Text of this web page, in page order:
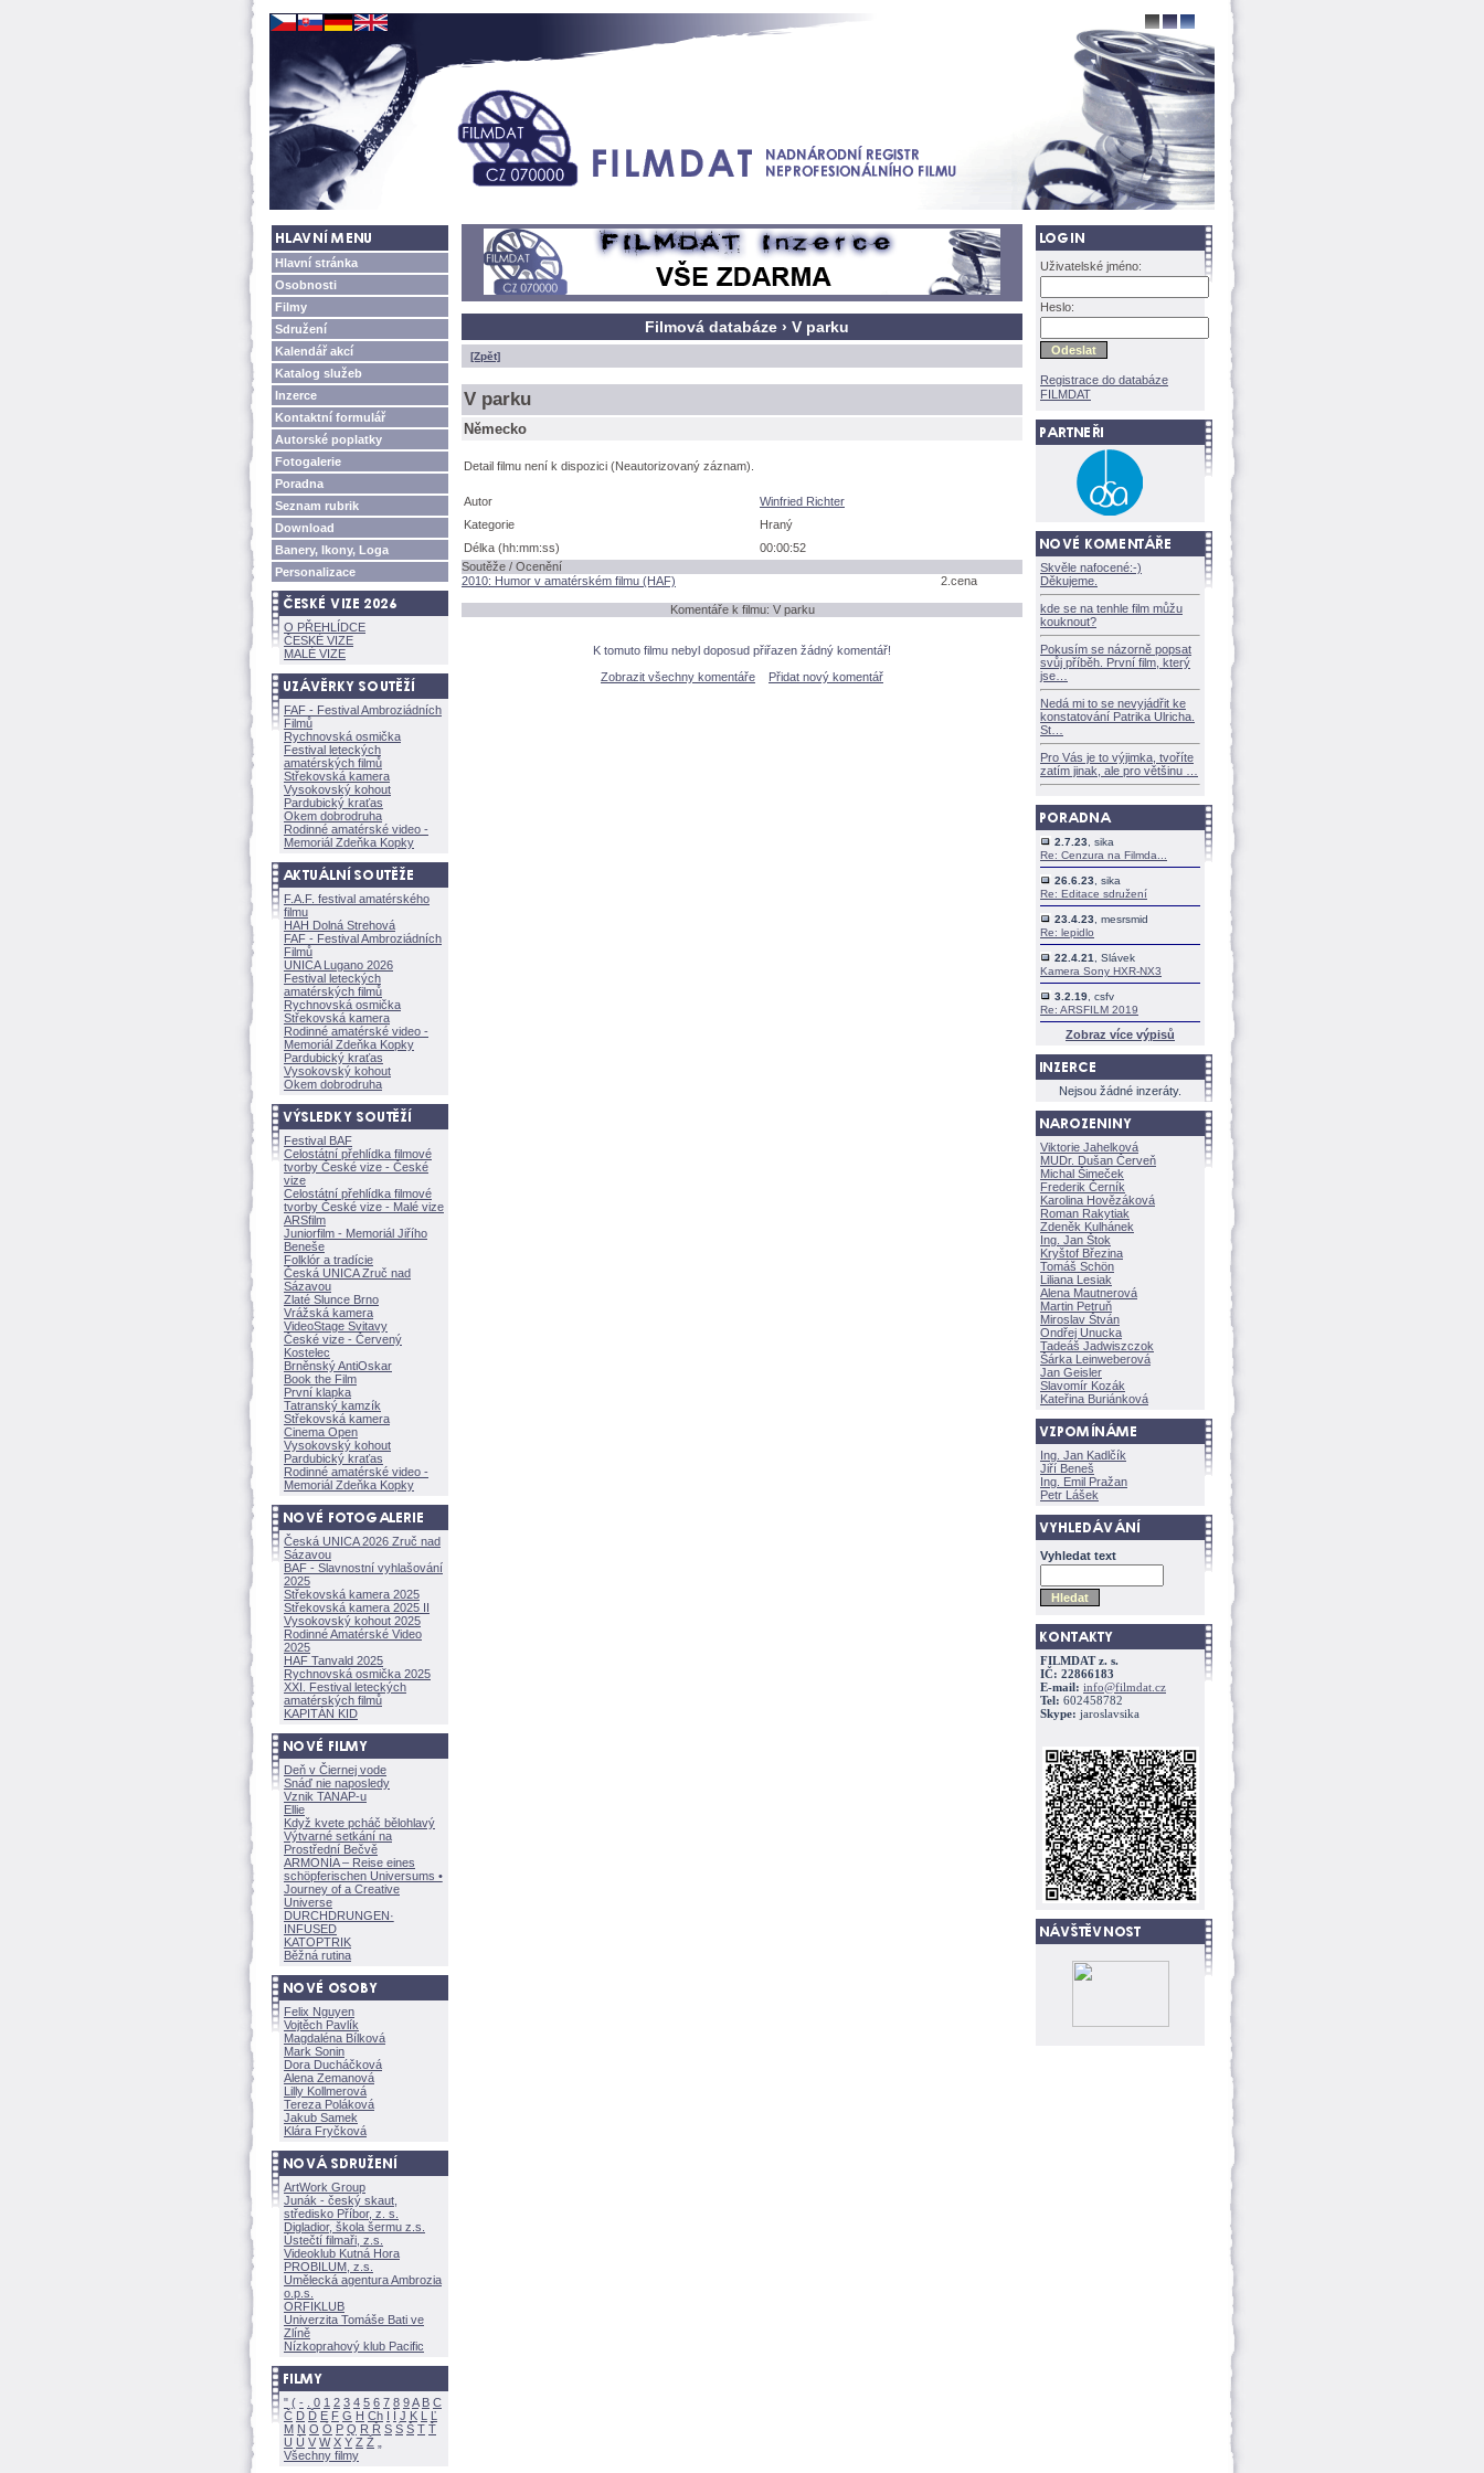
Hlavní stránka
Osobnosti
Filmy
Sdružení
Kalendář akcí
Katalog služeb
Inzerce
Kontaktní formulář
Autorské poplatky
Fotogalerie
Poradna
Seznam rubrik
Download
Banery, Ikony, Loga
Personalizace
O PŘEHLÍDCE
ČESKÉ VIZE
MALÉ VIZE
FAF - Festival Ambroziádních
Filmů
Rychnovská osmička
Festival leteckých
amatérských filmů
Střekovská kamera
Vysokovský kohout
Pardubický kraťas
Okem dobrodruha
Rodinné amatérské video -
Memoriál Zdeňka Kopky
F.A.F. festival amatérského
filmu
HAH Dolná Strehov
FAF - Festival Ambroziádních
Filmů
UNICA Lugano 2026
Festival leteckých
amatérských filmů
Rychnovská osmička
Střekovská kamera
Rodinné amatérské video -
Memoriál Zdeňka Kopky
Pardubický kraťas
Vysokovský kohout
Okem dobrodruha
Festival BAF
Celostátní přehlídka filmové
tvorby České vize - České
vize
Celostátní přehlídka filmové
tvorby České vize - Malé vize
ARSfilm
Juniorfilm - Memoriál Jiřího
Beneše
Folklór a tradície
Česká UNICA Zruč nad
Sázavou
Zlaté Slunce Brno
Vrážská kamera
VideoStage Svitavy
České vize - Červený
Kostelec
Brněnský AntiOskar
Book the Film
První klapka
Tatranský kamzík
Střekovská kamera
Cinema Open
Vysokovský kohout
Pardubický kraťas
Rodinné amatérské video -
Memoriál Zdeňka Kopky
Česká UNICA 2026 Zruč nad
Sázavou
BAF - Slavnostní vyhlašování
2025
Střekovská kamera 2025
Střekovská kamera 2025 II
Vysokovský kohout 2025
Rodinné Amatérské Video
2025
HAF Tanvald 2025
Rychnovská osmička 2025
XXI. Festival leteckých
amatérských filmů
KAPITÁN KID
Deň v Čiernej vode
Snáď nie naposledy
Vznik TANAP-u
Ellie
Když kvete pcháč bělohlavý
Výtvarné setkání na
Prostřední Bečvě
ARMONÍA – Reise eines
schöpferischen Universums •
Journey of a Creative
Universe
DURCHDRUNGEN·
INFUSED
KATOPTRIK
Běžná rutina
Felix Nguyen
Vojtěch Pavlík
Magdaléna Bílkov
Mark Sonin
Dora Ducháčkov
Alena Zemanov
Lilly Kollmerov
Tereza Polákov
Jakub Samek
Klára Fryčkov
ArtWork Group
Junák - český skaut,
středisko Příbor, z. s.
Digladior, škola šermu z.s.
Ústečtí filmaři, z.s.
Videoklub Kutná Hora
PROBILUM, z.s.
Umělecká agentura Ambrozia
o.p.s.
ORFIKLUB
Univerzita Tomáše Bati ve
Zlíně
Nízkoprahový klub Pacific
" ( - 0 1 2 3 4 5 6 7 8 9A B C
Č D Ď E F G H Ch I Í J K L
Ľ
M N O Ó P Q R Ř S Ś T Ť
U Ú V W X Y Z
Všechny filmy
Filmová databáze › V parku
[Zpět]
V parku
Německo
Detail filmu není k dispozici (Neautorizovaný záznam).
Autor
Winfried Richter
Kategorie
Hraný
Délka (hh:mm:ss)
00:00:52
Soutěže / Ocenění
2010: Humor v amatérském filmu (HAF)
2.cena
Komentáře k filmu: V parku
K tomuto filmu nebyl doposud přiřazen žádný komentář!
Zobrazit všechny komentáře
Přidat nový komentář
Uživatelské jméno:
Heslo:
Registrace do databáze
FILMDAT
Skvěle nafocené:-)
Děkujeme.
kde se na tenhle film můžu
kouknout?
Pokusím se názorně popsat
svůj příběh. První film, který
jse
Nedá mi to se nevyjádřit ke
konstatování Patrika Ulricha.
St
Pro Vás je to výjimka, tvoříte
zatím jinak, ale pro většinu
2.7.23 , sika
Re: Cenzura na Filmda...
26.6.23 , sika
Re: Editace sdružení
23.4.23 , mesrsmid
Re: lepidlo
22.4.21
, Slávek
Kamera Sony HXR-NX3
3.2.19 , csfv
Re: ARSFILM 2019
Zobraz více výpisů
Nejsou žádné inzeráty.
Viktorie Jahelkov
MUDr. Dušan Červeň
Michal Šimeček
Frederik Černík
Karolina Hovězákov
Roman Rakytiak
Zdeněk Kulhánek
Ing. Jan Štok
Kryštof Březina
Tomáš Schön
Liliana Lesiak
Alena Mautnerov
Martin Petruň
Miroslav Štván
Ondřej Unucka
Tadeáš Jadwiszczok
rka Leinweberov
Jan Geisler
Slavomír Kozák
Kateřina Buriánkov
Ing. Jan Kadlčík
Jiří Bene
Ing. Emil Pražan
Petr Lášek
Vyhledat text
FILMDAT z. s.
IČ: 22866183
E-mail: info@filmdat.cz
Tel: 602458782
Skype: jaroslavsika